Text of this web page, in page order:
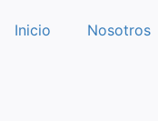
Inicio Nosotros